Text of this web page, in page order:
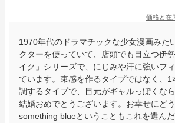
価格と在
1970年代のドラマチックな少女漫画みた
クターを使っていて、店頭でも目立つ伊
イク」シリーズで、にじみや汗に強いフ
ています。束感を作るタイプではなく、1
調するタイプで、目元がギャルっぽくな
結婚おめでとうございます。お幸せにど
something blueということもこれを選ん